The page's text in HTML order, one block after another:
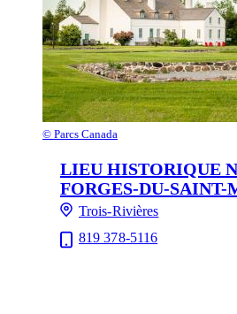
© Parcs Canada
LIEU HISTORIQUE
FORGES-DU-SAINT-
Trois-Rivières
819 378-5116